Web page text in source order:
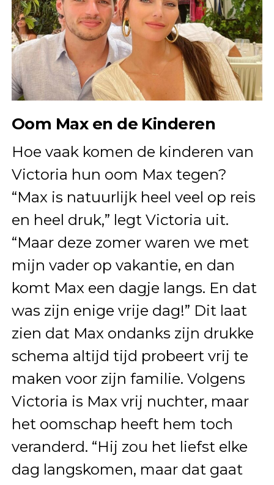
Oom Max en de Kinderen
Hoe vaak komen de kinderen van
Victoria hun oom Max tegen?
“Max is natuurlijk heel veel op reis
en heel druk,” legt Victoria uit.
“Maar deze zomer waren we met
mijn vader op vakantie, en dan
komt Max een dagje langs. En dat
was zijn enige vrije dag!” Dit laat
zien dat Max ondanks zijn drukke
schema altijd tijd probeert vrij te
maken voor zijn familie. Volgens
Victoria is Max vrij nuchter, maar
het oomschap heeft hem toch
veranderd. “Hij zou het liefst elke
dag langskomen, maar dat gaat